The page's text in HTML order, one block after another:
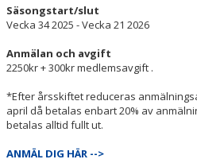
Säsongstart/slut
Vecka 34 2025 - Vecka 21 2026
Anmälan och avgift
2250kr + 300kr medlemsavgift .
*Efter årsskiftet reduceras
april då betalas enbart 20% av
betalas alltid fullt ut.
ANMÄL DIG HÄR -->